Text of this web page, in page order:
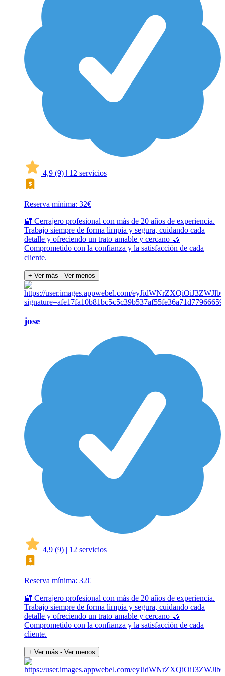
4,9 (9) | 12 servicios
Reserva mínima: 32€
🔐 Cerrajero profesional con más de 20 años de experiencia.
Trabajo siempre de forma limpia y segura, cuidando cada
detalle y ofreciendo un trato amable y cercano 🤝
Comprometido con la confianza y la satisfacción de cada
cliente.
+ Ver más - Ver menos
jose
4,9 (9) | 12 servicios
Reserva mínima: 32€
🔐 Cerrajero profesional con más de 20 años de experiencia.
Trabajo siempre de forma limpia y segura, cuidando cada
detalle y ofreciendo un trato amable y cercano 🤝
Comprometido con la confianza y la satisfacción de cada
cliente.
+ Ver más - Ver menos